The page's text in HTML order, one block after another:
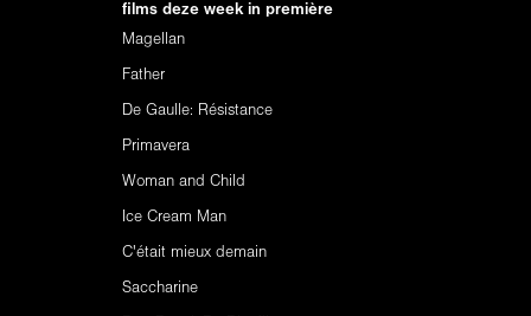
films deze week in première
Magellan
Father
De Gaulle: Résistance
Primavera
Woman and Child
Ice Cream Man
C'était mieux demain
Saccharine